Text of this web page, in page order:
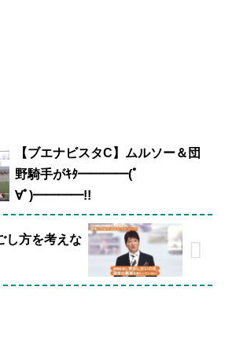
【ブエナビスタC】ムルソー＆団
野騎手がｷﾀ━━━━(ﾟ
∀ﾟ)━━━━!!
し方を考えな